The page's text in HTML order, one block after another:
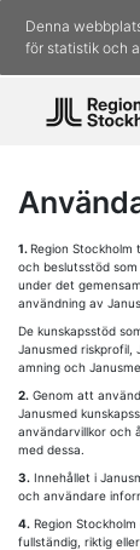
Denna
för statistik och
1. Region Stockholm
och beslutsstöd
under det
användning av
De kunskapsstöd
Janusmed riskprofil,
amning och
2. Genom att
Janusmed
användarvillkor och
med dessa.
3. Innehållet i
och användare
4. Region
fullständig, riktig